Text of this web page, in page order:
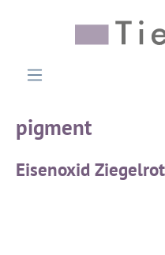
pigment
Eisenoxid